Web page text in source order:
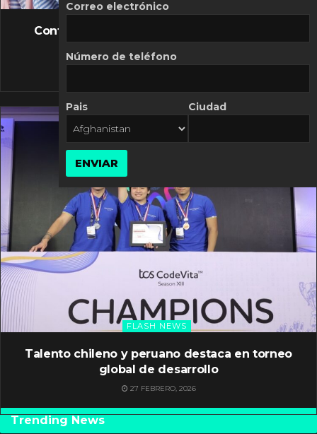
FLASH NEWS
Controversia de Mercado Libre por costos
10 MARZO, 2026
FLASH NEWS
Talento chileno y peruano destaca en torneo
global de desarrollo
27 FEBRERO, 2026
Trending News
Correo electrónico
Número de teléfono
Pais Ciudad
ENVIAR